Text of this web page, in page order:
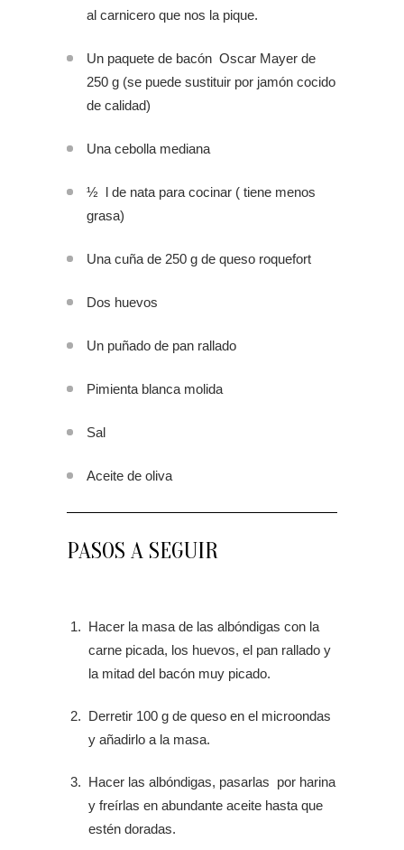
al carnicero que nos la pique.
Un paquete de bacón Oscar Mayer de
250 g (se puede sustituir por jamón cocido
de calidad)
Una cebolla mediana
½ l de nata para cocinar ( tiene menos
grasa)
Una cuña de 250 g de queso roquefort
Dos huevos
Un puñado de pan rallado
Pimienta blanca molida
Sal
Aceite de oliva
PASOS A SEGUIR
Hacer la masa de las albóndigas con la
carne picada, los huevos, el pan rallado y
la mitad del bacón muy picado.
Derretir 100 g de queso en el microondas
y añadirlo a la masa.
Hacer las albóndigas, pasarlas por harina
y freírlas en abundante aceite hasta que
estén doradas.